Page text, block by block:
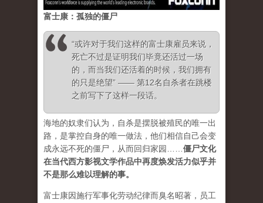
富士康：孤独的僵尸
“或许对于我们这样的富士康雇员来说，
死亡不过是证明我们毕竟还活过一场
的，而当我们还活着的时候，我们拥有
的只是绝望” —— 第12名自杀者在跳楼
之前写下了这样一段话。
海地的奴隶们认为，自杀是摆脱被殖民的唯一出
路，是掌控自身的唯一做法，他们相信自己会变
成永远不死的僵尸，从而回归家园…… 僵尸文化
在当代西方影视文学作品中再度焕发活力似乎并
不是那么难以理解的事。
富士康因施行军事化劳动纪律而臭名昭著，员工